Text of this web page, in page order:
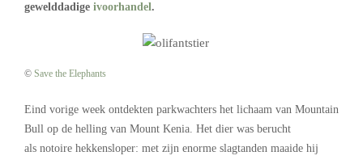
gewelddadige ivoorhandel.
© Save the Elephants
Eind vorige week ontdekten parkwachters het lichaam van Mountain
Bull op de helling van Mount Kenia. Het dier was berucht
als notoire hekkensloper: met zijn enorme slagtanden maaide hij